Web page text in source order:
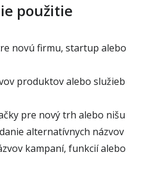
použitie
novú firmu, startup alebo
produktov alebo služieb
pre nový trh alebo nišu
alternatívnych názvov
kampaní, funkcií alebo